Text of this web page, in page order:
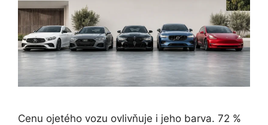
Cenu ojetého vozu ovlivňuje i jeho barva. 72 %